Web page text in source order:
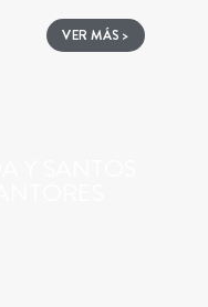
VER MÁS >